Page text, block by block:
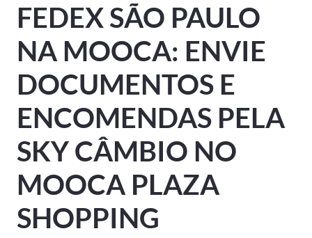
FEDEX SÃO PAULO
NA MOOCA: ENVIE
DOCUMENTOS E
ENCOMENDAS PELA
SKY CÂMBIO NO
MOOCA PLAZA
SHOPPING